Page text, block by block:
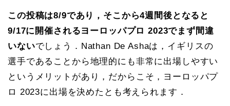
この投稿は8/9であり，そこから4週間後となると
9/17に開催されるヨーロッパプロ 2023でまず間違
いないでしょう．Nathan De Ashaは，イギリスの
選手であることから地理的にも非常に出場しやすい
というメリットがあり，だからこそ，ヨーロッパプ
ロ 2023に出場を決めたとも考えられます．